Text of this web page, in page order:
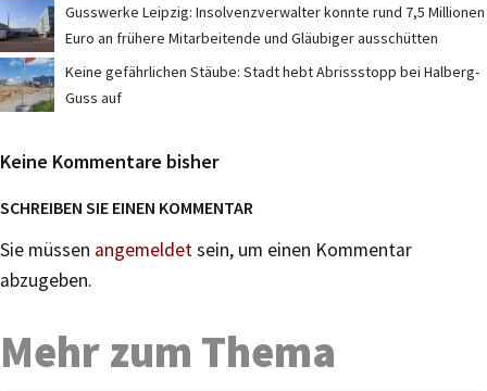
Gusswerke Leipzig: Insolvenzverwalter konnte rund 7,5 Millionen
Euro an frühere Mitarbeitende und Gläubiger ausschütten
Keine gefährlichen Stäube: Stadt hebt Abrissstopp bei Halberg-
Guss auf
Keine Kommentare bisher
SCHREIBEN SIE EINEN KOMMENTAR
Sie müssen angemeldetsein, um einen Kommentar
abzugeben.
Mehr zum Thema